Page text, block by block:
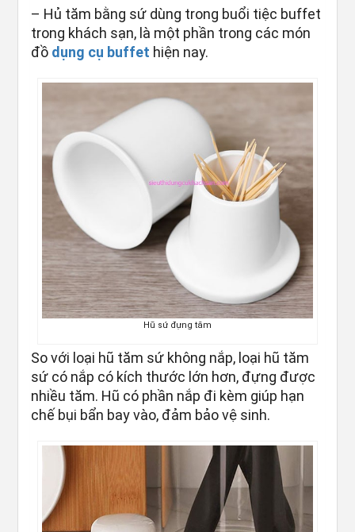
– Hủ tăm bằng sứ dùng trong buổi tiệc buffet
trong khách sạn, là một phần trong các món
đồ dụng cụ buffet hiện nay.
Hũ sứ đựng tăm
So với loại hũ tăm sứ không nắp, loại hũ tăm
sứ có nắp có kích thước lớn hơn, đựng được
nhiều tăm. Hũ có phần nắp đi kèm giúp hạn
chế bụi bẩn bay vào, đảm bảo vệ sinh.